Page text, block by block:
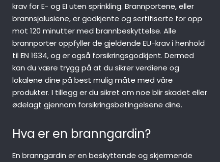
krav for E- og EI uten sprinkling. Brannportene, eller
brannsjalusiene, er godkjente og sertifiserte for opp
mot 120 minutter med brannbeskyttelse. Alle
brannporter oppfyller de gjeldende EU-krav i henhold
til EN 1634, og er også forsikringsgodkjent. Dermed
kan du være trygg på at du sikrer verdiene og
lokalene dine på best mulig måte med våre
produkter. I tillegg er du sikret om noe blir skadet eller
ødelagt gjennom forsikringsbetingelsene dine.
Hva er en branngardin?
En branngardin er en beskyttende og skjermende